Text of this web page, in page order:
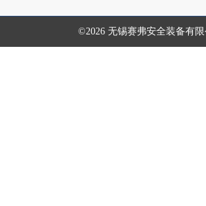
©2026 无锡赛弗安全装备有